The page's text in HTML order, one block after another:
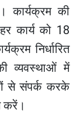
कार्यक्रम की
कार्य को 18
निर्धारित
व्यवस्थाओं में
से संपर्क करके
करें।